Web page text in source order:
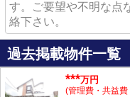
す。ご要望や不明な点
絡下さい。
過去掲載物件一覧
***万円
(管理費・共益